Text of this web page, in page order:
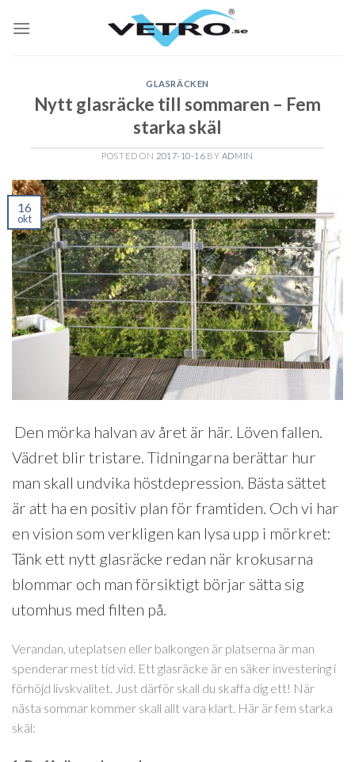
GLASRÄCKEN
Nytt glasräcke till sommaren – Fem
starka skäl
POSTED ON 2017-10-16BY ADMIN
16
okt
Den mörka halvan av året är här. Löven fallen.
Vädret blir tristare. Tidningarna berättar hur
man skall undvika höstdepression. Bästa sättet
är att ha en positiv plan för framtiden. Och vi har
en vision som verkligen kan lysa upp i mörkret:
Tänk ett nytt glasräcke redan när krokusarna
blommar och man försiktigt börjar sätta sig
utomhus med filten på.
Verandan, uteplatsen eller balkongen är platserna är man
spenderar mest tid vid. Ett glasräcke är en säker investering i
förhöjd livskvalitet. Just därför skall du skaffa dig ett! När
nästa sommar kommer skall allt vara klart. Här är fem starka
skäl: